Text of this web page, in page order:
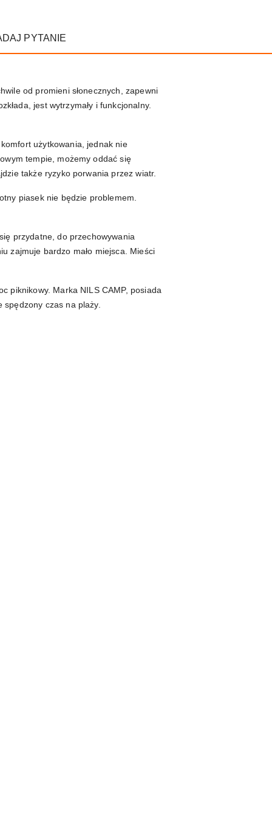
PYTANIE
od promieni słonecznych, zapewni
jest wytrzymały i funkcjonalny.
użytkowania, jednak nie
tempie, możemy oddać się
także ryzyko porwania przez wiatr.
piasek nie będzie problemem.
przydatne, do przechowywania
zajmuje bardzo mało miejsca. Mieści
piknikowy. Marka NILS CAMP, posiada
czas na plaży.